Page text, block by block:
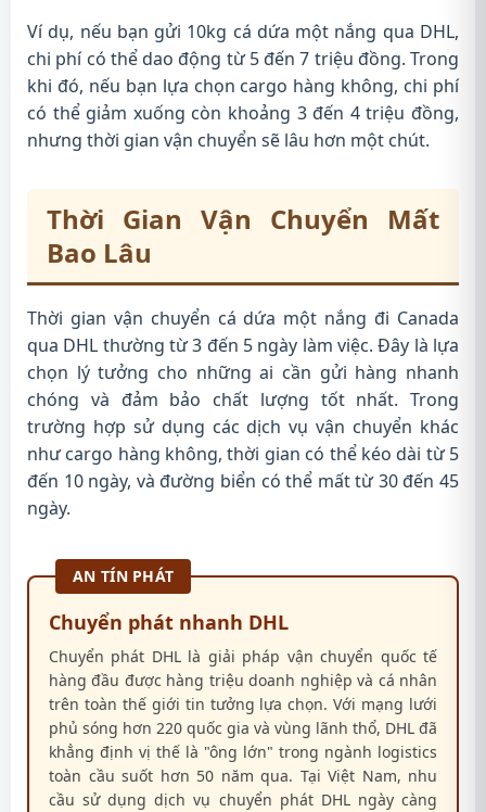
Ví dụ, nếu bạn gửi 10kg cá dứa một nắng qua DHL,
chi phí có thể dao động từ 5 đến 7 triệu đồng. Trong
khi đó, nếu bạn lựa chọn cargo hàng không, chi phí
có thể giảm xuống còn khoảng 3 đến 4 triệu đồng,
nhưng thời gian vận chuyển sẽ lâu hơn một chút.
Thời Gian Vận Chuyển Mất
Bao Lâu
Thời gian vận chuyển cá dứa một nắng đi Canada
qua DHL thường từ 3 đến 5 ngày làm việc. Đây là lựa
chọn lý tưởng cho những ai cần gửi hàng nhanh
chóng và đảm bảo chất lượng tốt nhất. Trong
trường hợp sử dụng các dịch vụ vận chuyển khác
như cargo hàng không, thời gian có thể kéo dài từ 5
đến 10 ngày, và đường biển có thể mất từ 30 đến 45
ngày.
AN TÍN PHÁT
Chuyển phát nhanh DHL
Chuyển phát DHL là giải pháp vận chuyển quốc tế
hàng đầu được hàng triệu doanh nghiệp và cá nhân
trên toàn thế giới tin tưởng lựa chọn. Với mạng lưới
phủ sóng hơn 220 quốc gia và vùng lãnh thổ, DHL đã
khẳng định vị thế là "ông lớn" trong ngành logistics
toàn cầu suốt hơn 50 năm qua. Tại Việt Nam, nhu
cầu sử dụng dịch vụ chuyển phát DHL ngày càng